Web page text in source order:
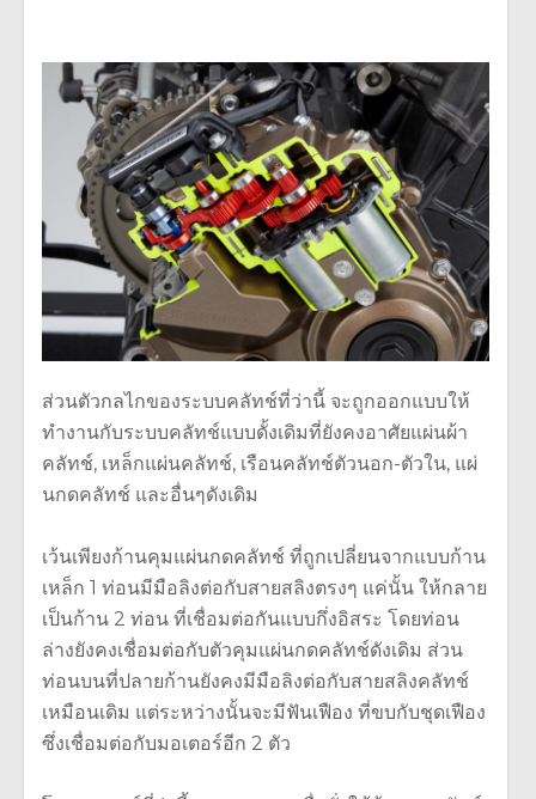
ส่วนตัวกลไกของระบบคลัทช์ที่ว่านี้ จะถูกออกแบบให้
ทำงานกับระบบคลัทช์แบบดั้งเดิมที่ยังคงอาศัยแผ่นผ้า
คลัทช์, เหล็กแผ่นคลัทช์, เรือนคลัทช์ตัวนอก-ตัวใน, แผ่
นกดคลัทช์ และอื่นๆดังเดิม
เว้นเพียงก้านคุมแผ่นกดคลัทช์ ที่ถูกเปลี่ยนจากแบบก้าน
เหล็ก 1 ท่อนมีมือลิงต่อกับสายสลิงตรงๆ แค่นั้น ให้กลาย
เป็นก้าน 2 ท่อน ที่เชื่อมต่อกันแบบกึ่งอิสระ โดยท่อน
ล่างยังคงเชื่อมต่อกับตัวคุมแผ่นกดคลัทช์ดังเดิม ส่วน
ท่อนบนที่ปลายก้านยังคงมีมือลิงต่อกับสายสลิงคลัทช์
เหมือนเดิม แต่ระหว่างนั้นจะมีฟันเฟือง ที่ขบกับชุดเฟือง
ซึ่งเชื่อมต่อกับมอเตอร์อีก 2 ตัว